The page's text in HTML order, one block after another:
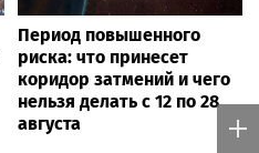
Период повышенного
риска: что принесет
коридор затмений и чего
нельзя делать с 12 по 28
августа